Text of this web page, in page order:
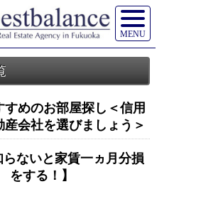
MENU
すめのお部屋探し＜信用
産会社を選びましょう＞
らないと家賃一ヵ月分損
をする！】